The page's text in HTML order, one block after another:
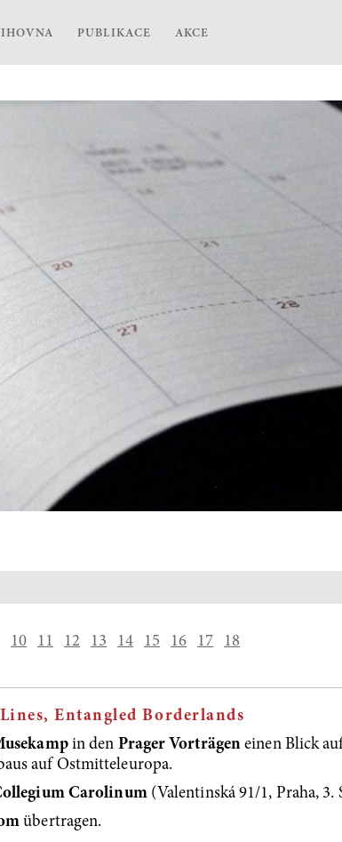
PUBLIKACE AKCE
10 11 12 13 14 15 16 17 18
Entangled Borderlands
in den Prager Vorträgen einen Blick
auf Ostmitteleuropa.
Carolinum(Valentinská 91/1, Praha, 3.
übertragen.